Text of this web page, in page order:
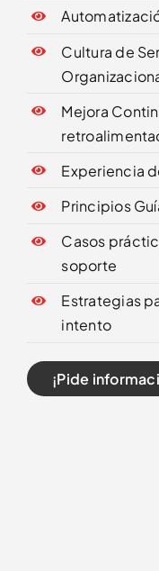
Cultura de
Mejora
Experiencia
Principios
Casos
soporte
Estrategias
intento
¡Pide